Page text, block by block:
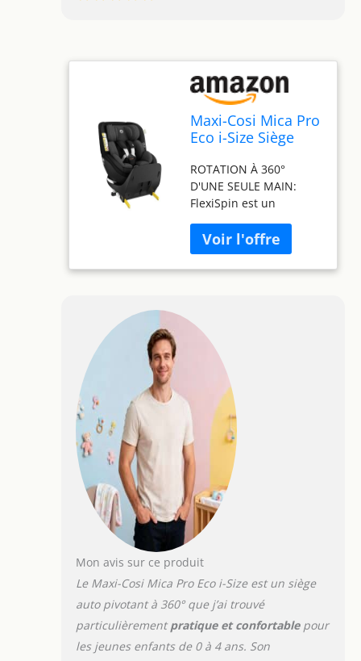
Maxi-Cosi Mica Pro
Eco i-Size Siège
0-4 ans (40-105
cm), ClimaFlow,
Protection G-CELL
contre chocs
latéraux, Tissus
100 % recyclés,
appui-tête
ROTATION À 360°
D'UNE SEULE MAIN:
FlexiSpin est un
intelligent intégré qui
permet de tourner
facilement les sièges
l'installation et la sortie
de votre enfant.
TECHNOLOGIE
CLIMAFLOW: Doté de
vastes panneaux de
ventilation ClimaFlow
optimisés et de mousse
respirante pour
améliorer la circulation
de l’air et maintenir en
permanence une
température optimale
pour votre enfant.
PROTECTION CONTRE
LES CHOCS LATÉRAUX
G-CELL 2.0 : Ajoute une
protection maximale
intégrée avec une
absorption améliorée
des chocs en 3D sous
Mon avis sur ce produit
Le Maxi-Cosi Mica Pro Eco i-Size est un siège
auto pivotant à 360° que j’ai trouvé
particulièrementpratique et confortablepour
les jeunes enfants de 0 à 4 ans. Son